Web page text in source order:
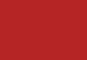
kann